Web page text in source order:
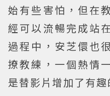
始有些害怕，但在
經可以流暢完成站
過程中，安芝儇也
撩教練，一個熱情
是替影片增加了有趣